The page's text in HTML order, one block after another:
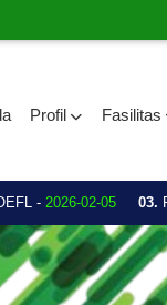
Profil Fasilitas
-2026-02-05 03.